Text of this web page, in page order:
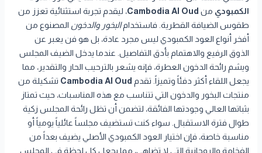
الكمبودي من Cambodia Al Oud، ليقدم تجربة استثنائية تعزز من
طقوس الضيافة القطرية. فاستخدامالبخور والدخون المصنوع من
أفخر أنواع العود الكمبودي ليس مجرد عادة، بل هو فن يعبر عن
الذوق الرفيع والاهتمام بأدق التفاصيل. عندما يدخل الضيف المجلس
ويشم رائحة الدخون العطرة، فإنه يشعر بالترحيب الحار والتقدير، مما
يجعل اللقاء أكثر دفئاً وتميزاً. تقدم Cambodia Al Oud تشكيلة من
منتجات البخور والدخون التي تتناسب مع هذه المناسبات، حيث تمتاز
بثباتها العالي وجودتها الفائقة، لتضمن أن تظل رائحة المجلس زكية
طوال فترة الاستقبال. سواء كنت تستضيف مجلساً عائلياً يومياً أو
مناسبة خاصة، فإن اختيار العود الكمبودي الأصلي يضيف بعداً من
الفخامة والروحانية التي لا تضاهى، مما يجعل كل لحظة في المجلس